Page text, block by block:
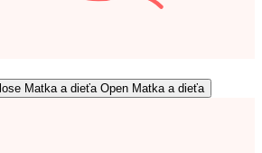
Matka a dieťa Open Matka a dieťa